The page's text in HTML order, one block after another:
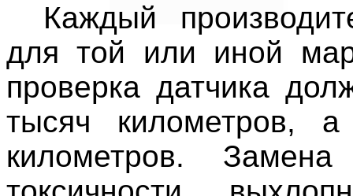
Каждый
для той или иной
проверка датчика
тысяч километров,
километров. Замена